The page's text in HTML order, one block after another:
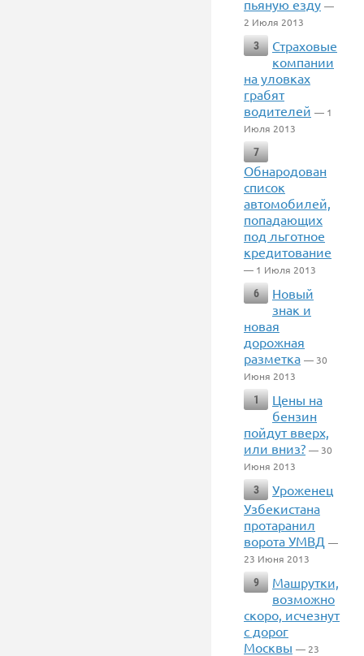
пьяную езду —
2 Июля 2013
3
Страховые
компании
на уловках
грабят
водителей — 1
Июля 2013
7
Обнародован
список
автомобилей,
попадающих
под льготное
кредитование
— 1 Июля 2013
6
Новый
знак и
новая
дорожная
разметка — 30
Июня 2013
1
Цены на
бензин
пойдут вверх,
или вниз? — 30
Июня 2013
3
Уроженец
Узбекистана
протаранил
ворота УМВД —
23 Июня 2013
9
Машрутки,
возможно
скоро, исчезнут
с дорог
Москвы — 23